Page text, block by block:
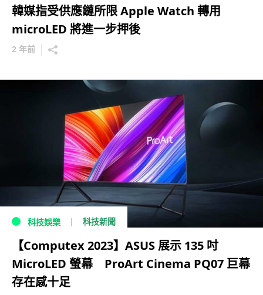
韓媒指受供應鏈所限 Apple Watch 轉用
microLED 將進一步押後
2 年前
科技娛樂 科技新聞
【Computex 2023】ASUS 展示 135 吋
MicroLED 螢幕 ProArt Cinema PQ07 巨幕
存在感十足